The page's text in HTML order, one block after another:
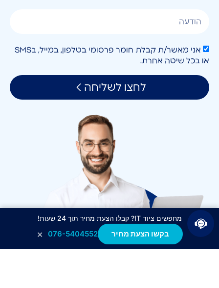
אני מאשר/ת קבלת חומר פרסומי בטלפון, במייל, בSMS
או בכל שיטה אחרת.
לחצו לשליחה
מחפשים ציוד IT? קבלו הצעת מחיר תוך 24 שעות!
בקשו הצעת מחיר 076-5404552
×